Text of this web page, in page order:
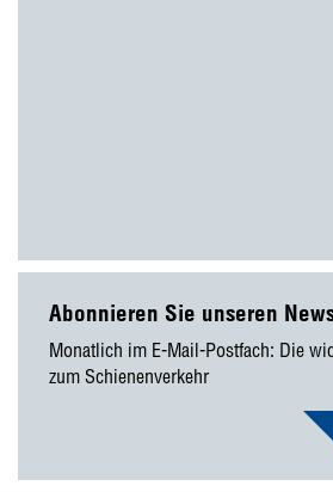
Abonnieren Sie unseren
Monatlich im E-Mail-Postfach: Die
zum Schienenverkehr